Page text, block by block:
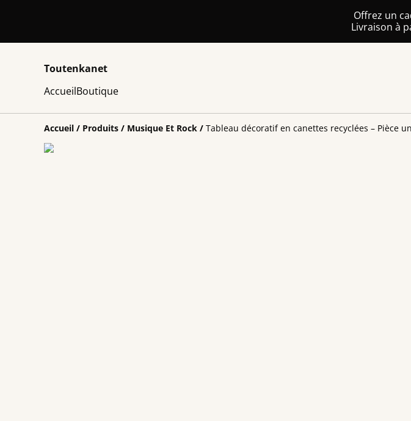
Offrez un
Livraison à
Toutenkanet
AccueilBoutique
Accueil / Produits / Musique Et Rock / Tableau décoratif en canettes recyclées – Pièce